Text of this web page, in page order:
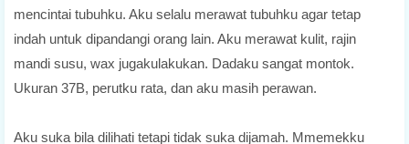
mencintai tubuhku. Aku selalu merawat tubuhku agar tetap
indah untuk dipandangi orang lain. Aku merawat kulit, rajin
mandi susu, wax jugakulakukan. Dadaku sangat montok.
Ukuran 37B, perutku rata, dan aku masih perawan.
Aku suka bila dilihati tetapi tidak suka dijamah. Mmemekku